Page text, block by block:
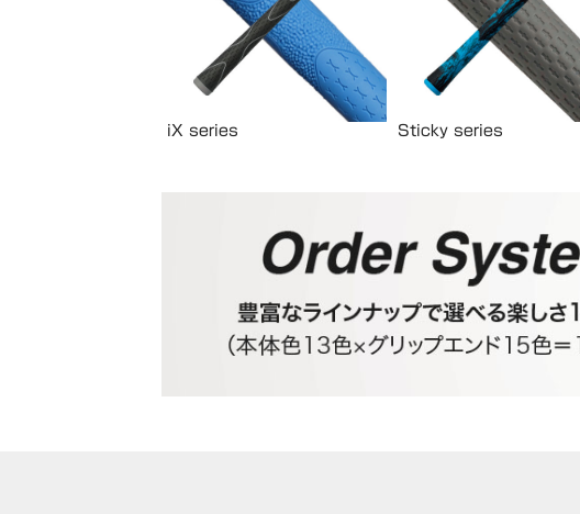
iX series Sticky series